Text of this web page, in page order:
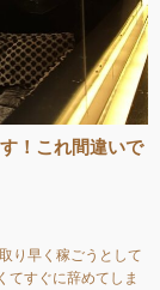
！これ間違いで
り早く稼ごうとして
てすぐに辞めてしま